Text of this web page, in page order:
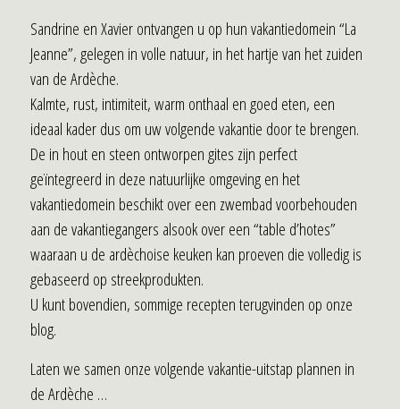
Sandrine en Xavier ontvangen u op hun vakantiedomein “La
Jeanne”, gelegen in volle natuur, in het hartje van het zuiden
van de Ardèche.
Kalmte, rust, intimiteit, warm onthaal en goed eten, een
ideaal kader dus om uw volgende vakantie door te brengen.
De in hout en steen ontworpen gites zijn perfect
geïntegreerd in deze natuurlijke omgeving en het
vakantiedomein beschikt over een zwembad voorbehouden
aan de vakantiegangers alsook over een “table d’hotes”
waaraan u de ardèchoise keuken kan proeven die volledig is
gebaseerd op streekprodukten.
U kunt bovendien, sommige recepten terugvinden op onze
blog.
Laten we samen onze volgende vakantie-uitstap plannen in
de Ardèche …